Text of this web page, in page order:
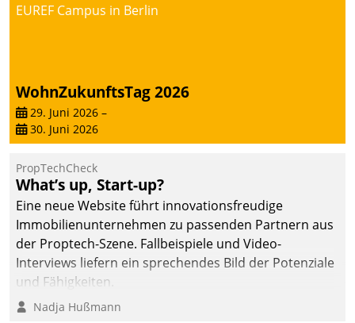
Instandhaltung in die
– und beschleunigt damit
den Weg vom
Mieteranliegen zum
EUREF Campus in Berlin
WohnZukunftsTag 2026
29. Juni 2026 –
30. Juni 2026
PropTechCheck
What’s up, Start-up?
Eine neue Website führt innovationsfreudige
Immobilienunternehmen zu passenden Partnern aus
der Proptech-Szene. Fallbeispiele und Video-
Interviews liefern ein sprechendes Bild der Potenziale
und Fähigkeiten.
Nadja Hußmann